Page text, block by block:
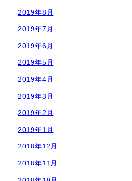
2019年8月
2019年7月
2019年6月
2019年5月
2019年4月
2019年3月
2019年2月
2019年1月
2018年12月
2018年11月